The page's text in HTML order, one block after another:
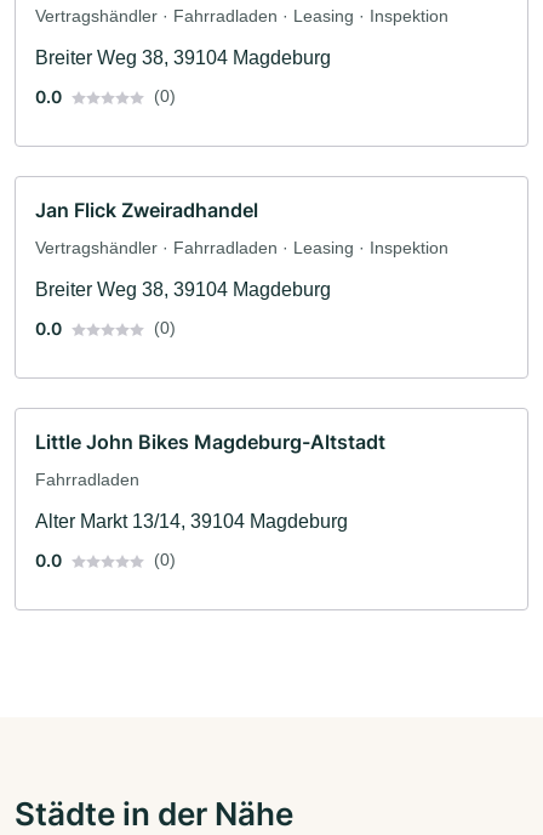
Vertragshändler · Fahrradladen · Leasing · Inspektion
Breiter Weg 38, 39104 Magdeburg
0.0
(0)
Jan Flick Zweiradhandel
Vertragshändler · Fahrradladen · Leasing · Inspektion
Breiter Weg 38, 39104 Magdeburg
0.0
(0)
Little John Bikes Magdeburg-Altstadt
Fahrradladen
Alter Markt 13/14, 39104 Magdeburg
0.0
(0)
Städte in der Nähe